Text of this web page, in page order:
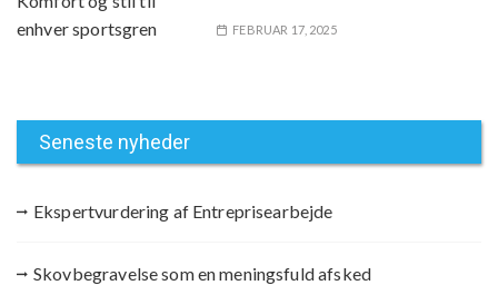
FEBRUAR 17, 2025
Seneste nyheder
Ekspertvurdering af Entreprisearbejde
Skovbegravelse som en meningsfuld afsked